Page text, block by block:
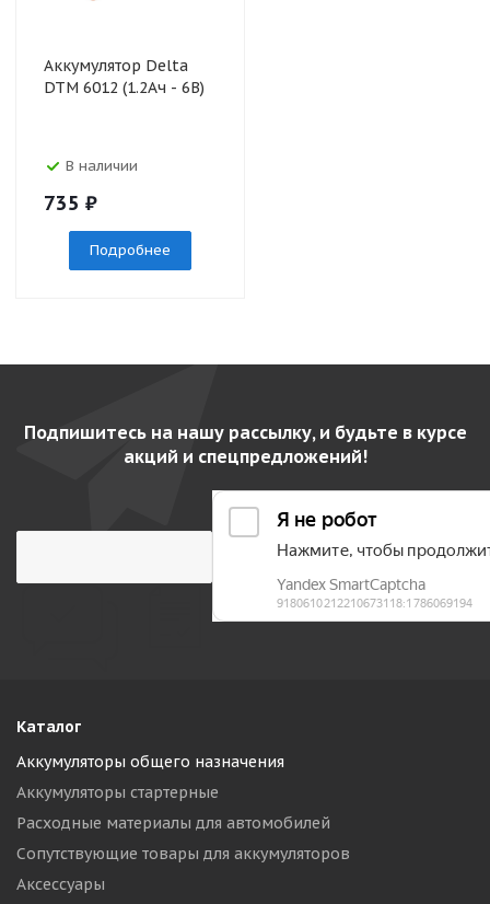
Аккумулятор Delta
DTM 6012 (1.2Ач - 6В)
В наличии
735 ₽
Подробнее
Подпишитесь на нашу рассылку, и будьте в курсе
акций и спецпредложений!
Каталог
Аккумуляторы общего назначения
Аккумуляторы стартерные
Расходные материалы для автомобилей
Сопутствующие товары для аккумуляторов
Аксессуары